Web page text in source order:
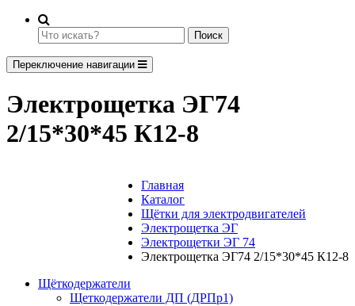
Поиск
Переключение навигации
Электрощетка ЭГ74
2/15*30*45 К12-8
Главная
Каталог
Щётки для электродвигателей
Электрощетка ЭГ
Электрощетки ЭГ 74
Электрощетка ЭГ74 2/15*30*45 К12-8
Щёткодержатели
Щеткодержатели ДП (ДРПр1)